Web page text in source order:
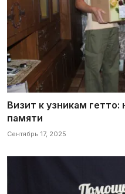
Визит к узникам гетто:
памяти
Сентябрь 17, 2025